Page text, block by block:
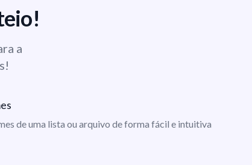
a
de uma lista ou arquivo de forma fácil e intuitiva